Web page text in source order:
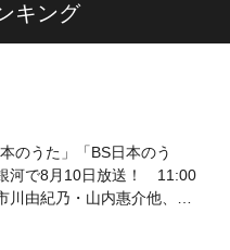
キング
のうた」「BS日本のう
河で8月10日放送！ 11:00
川由紀乃・山内惠介他、